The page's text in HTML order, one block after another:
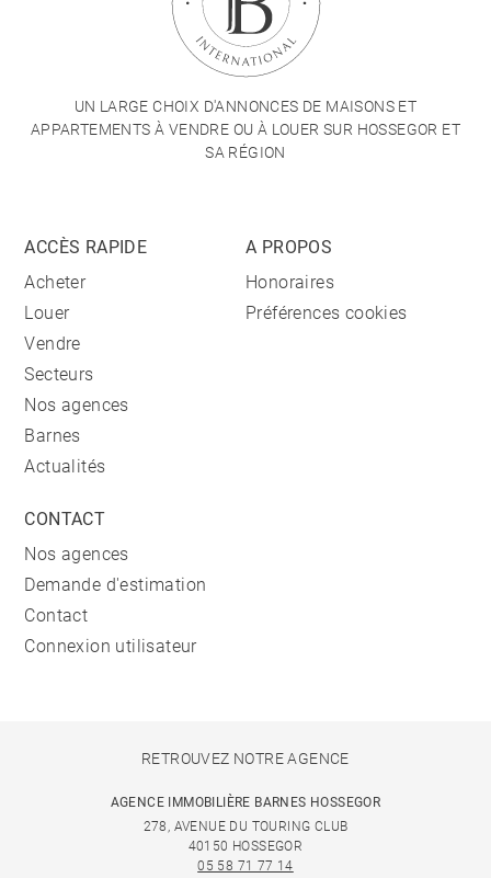
UN LARGE CHOIX D'ANNONCES DE MAISONS ET
APPARTEMENTS À VENDRE OU À LOUER SUR HOSSEGOR ET
SA RÉGION
ACCÈS RAPIDE
Acheter
Louer
Vendre
Secteurs
Nos agences
Barnes
Actualités
A PROPOS
Honoraires
Préférences cookies
CONTACT
Nos agences
Demande d'estimation
Contact
Connexion utilisateur
RETROUVEZ NOTRE AGENCE
AGENCE IMMOBILIÈRE BARNES HOSSEGOR
278, AVENUE DU TOURING CLUB
40150 HOSSEGOR
05 58 71 77 14